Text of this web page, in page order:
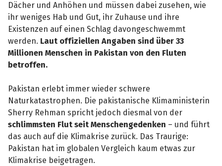
Dächer und Anhöhen und müssen dabei zusehen, wie
ihr weniges Hab und Gut, ihr Zuhause und ihre
Existenzen auf einen Schlag davongeschwemmt
werden. Laut offiziellen Angaben sind über 33
Millionen Menschen in Pakistan von den Fluten
betroffen.
Pakistan erlebt immer wieder schwere
Naturkatastrophen. Die pakistanische Klimaministerin
Sherry Rehman spricht jedoch diesmal von der
schlimmsten Flut seit Menschengedenken – und führt
das auch auf die Klimakrise zurück. Das Traurige:
Pakistan hat im globalen Vergleich kaum etwas zur
Klimakrise beigetragen.